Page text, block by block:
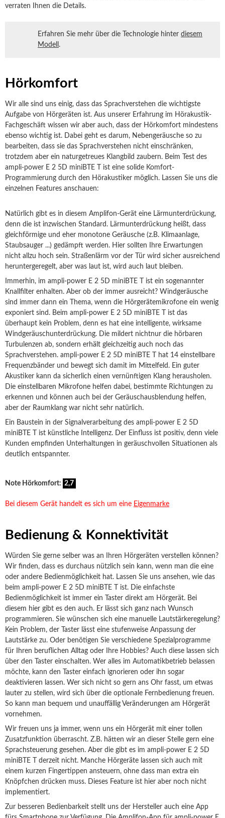
verraten Ihnen die Details.
Erfahren Sie mehr über die Technologie hinter diesem
Modell .
Hörkomfort
Wir alle sind uns einig, dass das Sprachverstehen die wichtigste
Aufgabe von Hörgeräten ist. Aus unserer Erfahrung im Hörakustik-
Fachgeschäft wissen wir aber auch, dass der Hörkomfort mindestens
ebenso wichtig ist. Dabei geht es darum, Nebengeräusche so zu
bearbeiten, dass sie das Sprachverstehen nicht einschränken,
trotzdem aber ein naturgetreues Klangbild zaubern. Beim Test des
ampli-power E 2 5D miniBTE T ist eine solide Komfort-
Programmierung durch den Hörakustiker möglich. Lassen Sie uns die
einzelnen Features anschauen:
Natürlich gibt es in diesem Amplifon-Gerät eine Lärmunterdrückung,
denn die ist inzwischen Standard. Lärmunterdrückung heißt, dass
gleichförmige und eher monotone Geräusche (z.B. Klimaanlage,
Staubsauger ...) gedämpft werden. Hier sollten Ihre Erwartungen
nicht allzu hoch sein. Straßenlärm vor der Tür wird sicher ausreichend
heruntergeregelt, aber was laut ist, wird auch laut bleiben.
Immerhin, im ampli-power E 2 5D miniBTE T ist ein sogenannter
Knallfilter enhalten. Aber ob der immer ausreicht? Windgeräusche
sind immer dann ein Thema, wenn die Hörgerätemikrofone ein wenig
exponiert sind. Beim ampli-power E 2 5D miniBTE T ist das
überhaupt kein Problem, denn es hat eine intelligente, wirksame
Windgeräuschunterdrückung. Die mildert nichtnur die hörbaren
Turbulenzen ab, sondern erhält gleichzeitig auch noch das
Sprachverstehen. ampli-power E 2 5D miniBTE T hat 14 einstellbare
Frequenzbänder und bewegt sich damit im Mittelfeld. Ein guter
Akustiker kann da sicherlich einen vernünftigen Klang herausholen.
Die einstellbaren Mikrofone helfen dabei, bestimmte Richtungen zu
erkennen und können auch bei der Geräuschausblendung helfen,
aber der Raumklang war nicht sehr natürlich.
Ein Baustein in der Signalverarbeitung des ampli-power E 2 5D
miniBTE T ist künstliche Intelligenz. Der Einfluss ist positiv, denn viele
Kunden empfinden Unterhaltungen in geräuschvollen Situationen als
deutlich entspannter.
Note Hörkomfort: 2,7
Bei diesem Gerät handelt es sich um eine Eigenmarke
Bedienung & Konnektivität
Würden Sie gerne selber was an Ihren Hörgeräten verstellen können?
Wir finden, dass es durchaus nützlich sein kann, wenn man die eine
oder andere Bedienmöglichkeit hat. Lassen Sie uns ansehen, wie das
beim ampli-power E 2 5D miniBTE T ist. Die einfachste
Bedienmöglichkeit ist immer ein Taster direkt am Hörgerät. Bei
diesem hier gibt es den auch. Er lässt sich ganz nach Wunsch
programmieren. Sie wünschen sich eine manuelle Lautstärkeregelung?
Kein Problem, der Taster lässt eine stufenweise Anpassung der
Lautstärke zu. Oder benötigen Sie verschiedene Spezialprogramme
für Ihren beruflichen Alltag oder Ihre Hobbies? Auch diese lassen sich
über den Taster einschalten. Wer alles im Automatikbetrieb belassen
möchte, kann den Taster einfach ignorieren oder ihn sogar
deaktivieren lassen. Wer sich nicht so gern ans Ohr fasst, um etwas
lauter zu stellen, wird sich über die optionale Fernbedienung freuen.
So kann man bequem und unauffällig Veränderungen am Hörgerät
vornehmen.
Wir freuen uns ja immer, wenn uns ein Hörgerät mit einer tollen
Zusatzfunktion überrascht. Z.B. hätten wir an dieser Stelle gern eine
Sprachsteuerung gesehen. Aber die gibt es im ampli-power E 2 5D
miniBTE T derzeit nicht. Manche Hörgeräte lassen sich auch mit
einem kurzen Fingertippen ansteuern, ohne dass man extra ein
Knöpfchen drücken muss. Dieses Feature ist hier aber noch nicht
implementiert.
Zur besseren Bedienbarkeit stellt uns der Hersteller auch eine App